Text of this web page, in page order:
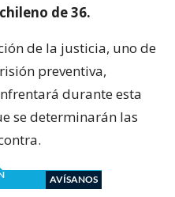
de 36.
de la justicia, uno de
preventiva,
durante esta
se determinarán las
AVÍSANOS